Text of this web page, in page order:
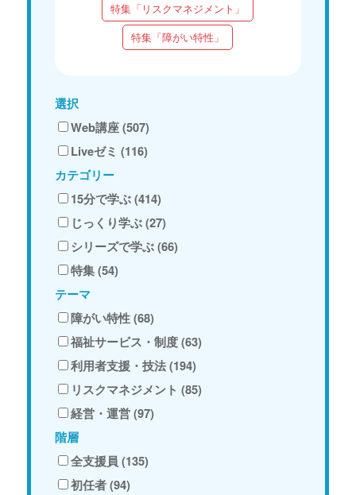
特集「リスクマネジメント」
特集「障がい特性」
選択
Web講座 (507)
Liveゼミ (116)
カテゴリー
15分で学ぶ (414)
じっくり学ぶ (27)
シリーズで学ぶ (66)
特集 (54)
テーマ
障がい特性 (68)
福祉サービス・制度 (63)
利用者支援・技法 (194)
リスクマネジメント (85)
経営・運営 (97)
階層
全支援員 (135)
初任者 (94)